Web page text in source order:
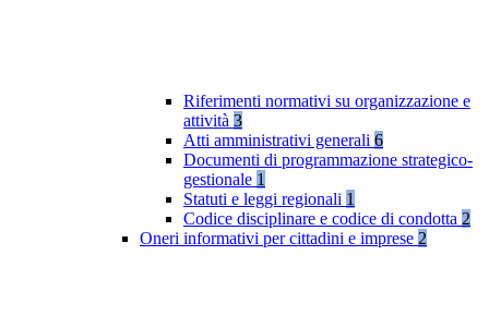
Riferimenti normativi su organizzazione e
attività 3
Atti amministrativi generali 6
Documenti di programmazione strategico-
gestionale 1
Statuti e leggi regionali 1
Codice disciplinare e codice di condotta 2
Oneri informativi per cittadini e imprese 2